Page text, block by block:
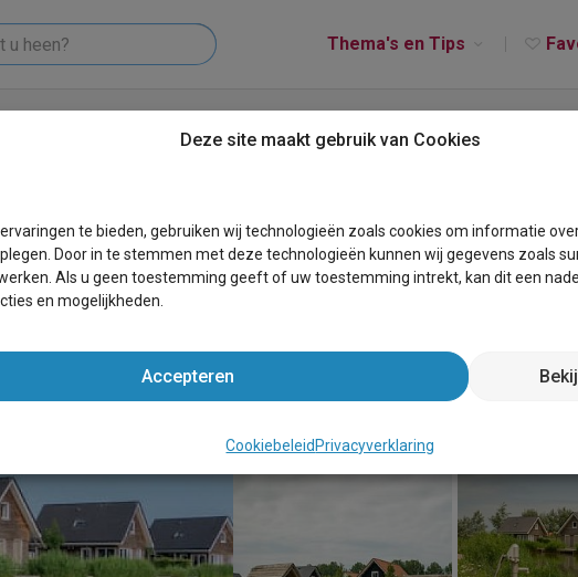
Thema's en Tips
Nieuwvliet-Bad
Deze site maakt gebruik van Cookies
te bieden, gebruiken wij technologieën zoals cookies om informatie
Door in te stemmen met deze technologieën kunnen wij gegevens zoals
Als u geen toestemming geeft of uw toestemming intrekt, kan dit een
en mogelijkheden.
Accepteren
Cookiebeleid Privacyverklaring